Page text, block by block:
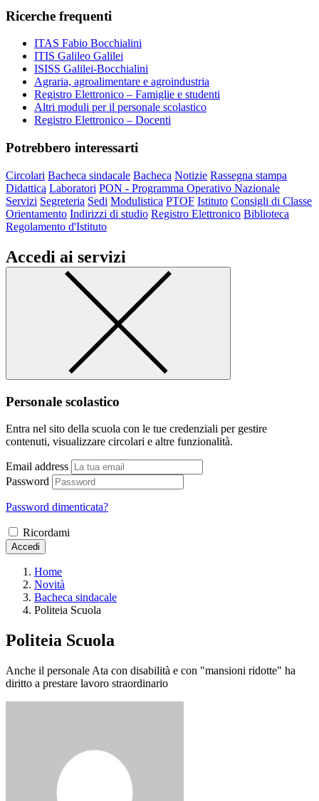
Ricerche frequenti
ITAS Fabio Bocchialini
ITIS Galileo Galilei
ISISS Galilei-Bocchialini
Agraria, agroalimentare e agroindustria
Registro Elettronico – Famiglie e studenti
Altri moduli per il personale scolastico
Registro Elettronico – Docenti
Potrebbero interessarti
Circolari Bacheca sindacale Bacheca Notizie Rassegna stampa
Didattica Laboratori PON - Programma Operativo Nazionale
Servizi Segreteria Sedi Modulistica PTOF Istituto Consigli di Classe
Orientamento Indirizzi di studio Registro Elettronico Biblioteca
Regolamento d'Istituto
Accedi ai servizi
Personale scolastico
Entra nel sito della scuola con le tue credenziali per gestire
contenuti, visualizzare circolari e altre funzionalità.
Email address
Password
Password dimenticata?
Ricordami
Accedi
Home
Novità
Bacheca sindacale
Politeia Scuola
Politeia Scuola
Anche il personale Ata con disabilità e con "mansioni ridotte" ha
diritto a prestare lavoro straordinario